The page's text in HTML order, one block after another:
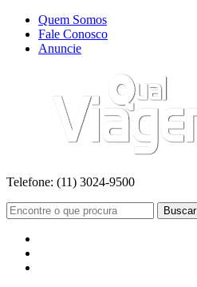
Quem Somos
Fale Conosco
Anuncie
Telefone: (11) 3024-9500
Buscar